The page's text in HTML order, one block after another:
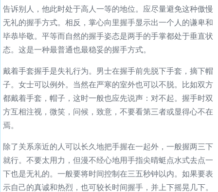
告诉别人，他此时处于高人一等的地位。应尽量避免这种傲慢
无礼的握手方式。相反，掌心向里握手显示出一个人的谦卑和
毕恭毕敬。平等而自然的握手姿态是两手的手掌都处于垂直状
态。这是一种最普通也最稳妥的握手方式。
戴着手套握手是失礼行为。男士在握手前先脱下手套，摘下帽
子。女士可以例外。当然在严寒的室外也可以不脱。比如双方
都戴着手套，帽子，这时一般也应先说声：对不起。握手时双
方互相注视，微笑，问候，致意，不要看第三者或显得心不在
焉。
除了关系亲近的人可以长久地把手握在一起外，一般握两三下
就行。不要太用力，但漫不经心地用手指尖晴蜓点水式去点一
下也是无礼的。一般要将时间控制在三五秒钟以内。如果要表
示自己的真诚和热烈，也可较长时间握手，并上下摇晃几下。